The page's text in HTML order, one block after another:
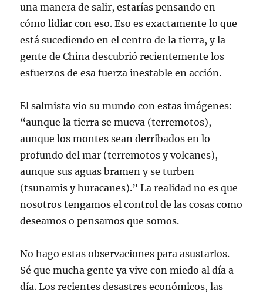
una manera de salir, estarías pensando en
cómo lidiar con eso. Eso es exactamente lo que
está sucediendo en el centro de la tierra, y la
gente de China descubrió recientemente los
esfuerzos de esa fuerza inestable en acción.
El salmista vio su mundo con estas imágenes:
“aunque la tierra se mueva (terremotos),
aunque los montes sean derribados en lo
profundo del mar (terremotos y volcanes),
aunque sus aguas bramen y se turben
(tsunamis y huracanes).” La realidad no es que
nosotros tengamos el control de las cosas como
deseamos o pensamos que somos.
No hago estas observaciones para asustarlos.
Sé que mucha gente ya vive con miedo al día a
día. Los recientes desastres económicos, las